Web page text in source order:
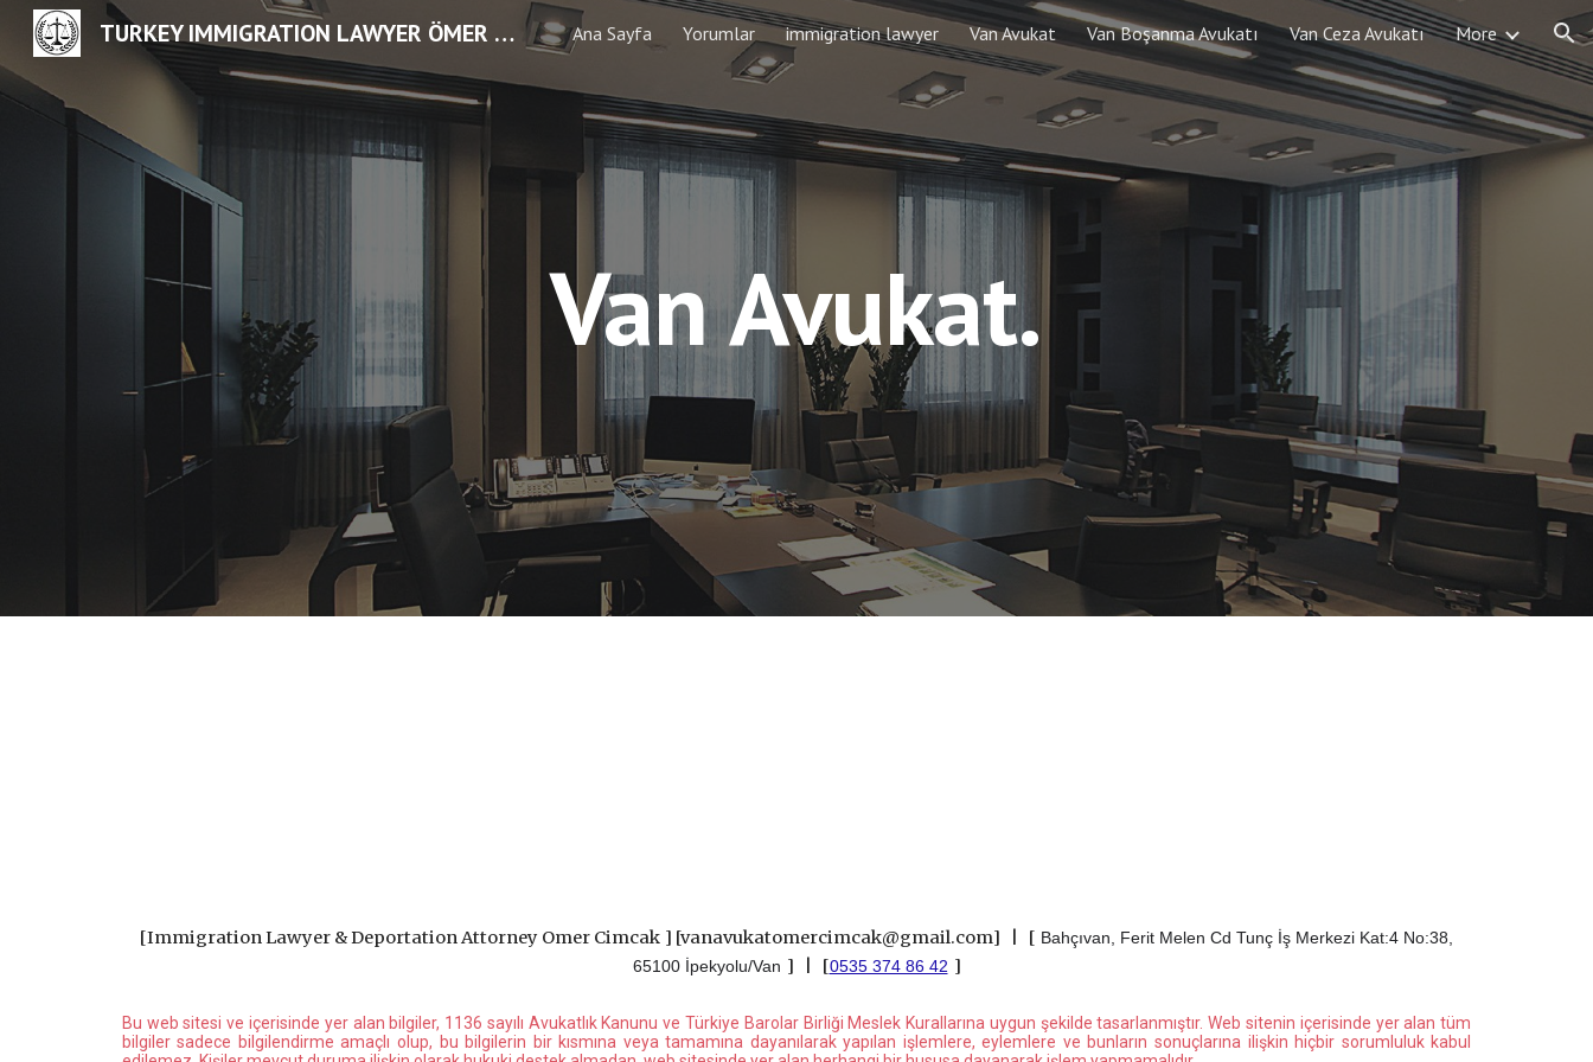
Skip to main content Skip to navigation
TURKEY IMMIGRATION LAWYER ÖMER CİMCAK Ana Sayfa Yorumlar immigration lawyer Van Avukat Van Boşanma Avukatı Van Ceza Avukatı More
Van Avukat.
[Immigration Lawyer & Deportation Attorney Omer Cimcak ] [vanavukatomercimcak@gmail.com] | [ Bahçıvan, Ferit Melen Cd Tunç İş Merkezi Kat:4 No:38,
65100 İpekyolu/Van ] [0535 374 86 42 ]
Bu web sitesi ve içerisinde yer alan bilgiler, 1136 sayılı Avukatlık Kanunu ve Türkiye Barolar Birliği Meslek Kurallarına uygun şekilde tasarlanmıştır. Web sitenin içerisinde yer alan tüm
bilgiler sadece bilgilendirme amaçlı olup, bu bilgilerin bir kısmına veya tamamına dayanılarak yapılan işlemlere, eylemlere ve bunların sonuçlarına ilişkin hiçbir sorumluluk kabul